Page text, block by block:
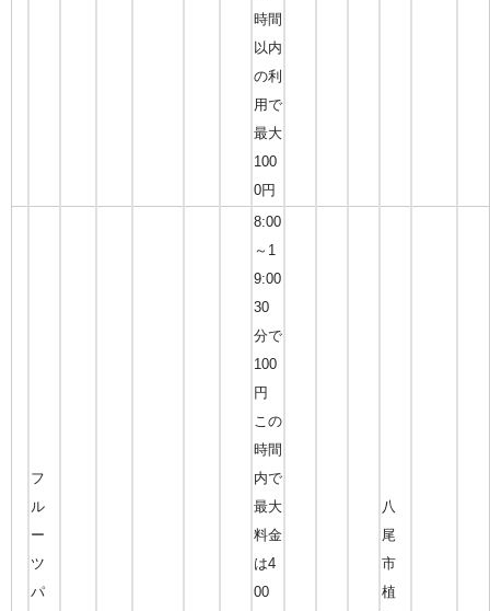
時間
以内
の利
用で
最大
100
0円
フ
ル
ー
ツ
パ
8:00
～1
9:00
30
分で
100
円
この
時間
内で
最大
料金
は4
00
八
尾
市
植